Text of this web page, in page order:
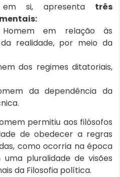
si, apresenta três
em relação às
realidade, por meio da
dos regimes ditatoriais,
da dependência da
permitiu aos filósofos
de obedecer a regras
como ocorria na época
pluralidade de visões
da Filosofia política.